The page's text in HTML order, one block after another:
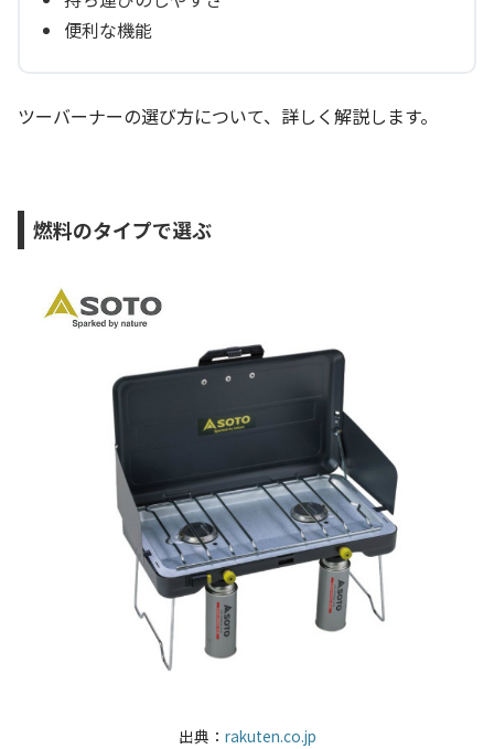
便利な機能
ツーバーナーの選び方について、詳しく解説します。
燃料のタイプで選ぶ
出典： rakuten.co.jp